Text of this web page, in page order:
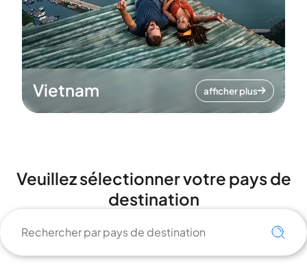
Vietnam afficher plus
Veuillez sélectionner votre pays de
destination